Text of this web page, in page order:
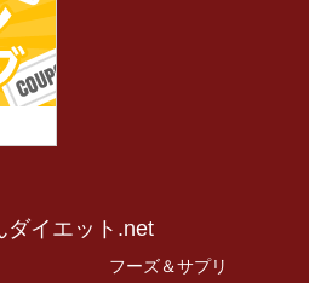
ダイエット.net
フーズ＆サプリ